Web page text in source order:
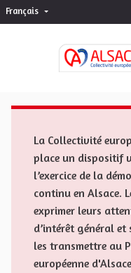
Français Choisir la langue
La Collectivité
place un dispositif
l’exercice de la
continu en Alsace.
exprimer leurs
d’intérêt général
les transmettre au
européenne